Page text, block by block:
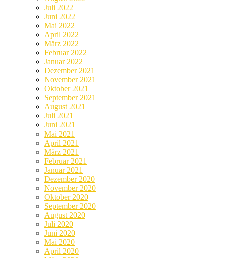
Juli 2022
Juni 2022
Mai 2022
April 2022
März 2022
Februar 2022
Januar 2022
Dezember 2021
November 2021
Oktober 2021
September 2021
August 2021
Juli 2021
Juni 2021
Mai 2021
April 2021
März 2021
Februar 2021
Januar 2021
Dezember 2020
November 2020
Oktober 2020
September 2020
August 2020
Juli 2020
Juni 2020
Mai 2020
April 2020